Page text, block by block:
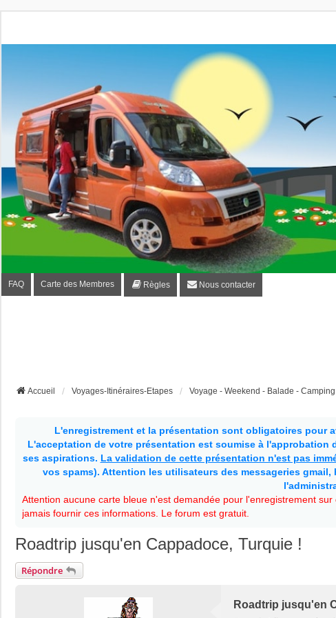
Fourgon-plaisir.com
Forum de conseils et d'entraide des utilisateurs de fourgons,
FAQ Carte des Membres Règles Nous contacter
Accueil Voyages-Itinéraires-Etapes Voyage - Weekend - Balade - Camping
L'enregistrement et la présentation sont obligatoires pour
L'acceptation de votre présentation est soumise à l'approbation
ses aspirations. La validation de cette présentation n'est pas
vos spams). Attention les utilisateurs des messageries
Attention aucune carte bleue n'est demandée pour l'enregistrement
jamais fournir ces informations. Le forum est gratuit.
Roadtrip jusqu'en Cappadoce, Turquie !
Répondre
Roadtrip jusqu'en